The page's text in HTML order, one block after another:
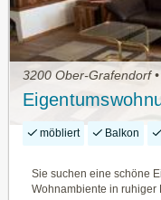
3200 Ober-Grafendorf
möbliert Balkon
Sie suchen eine schöne
Wohnambiente in ruhiger